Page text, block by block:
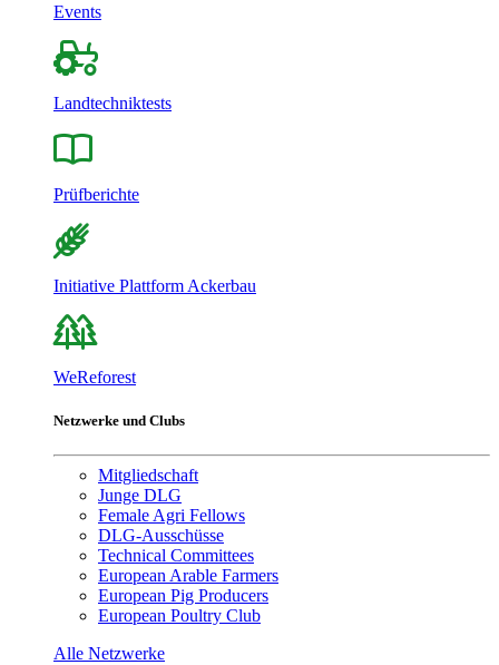
Events
Landtechniktests
Prüfberichte
Initiative Plattform Ackerbau
WeReforest
Netzwerke und Clubs
Mitgliedschaft
Junge DLG
Female Agri Fellows
DLG-Ausschüsse
Technical Committees
European Arable Farmers
European Pig Producers
European Poultry Club
Alle Netzwerke